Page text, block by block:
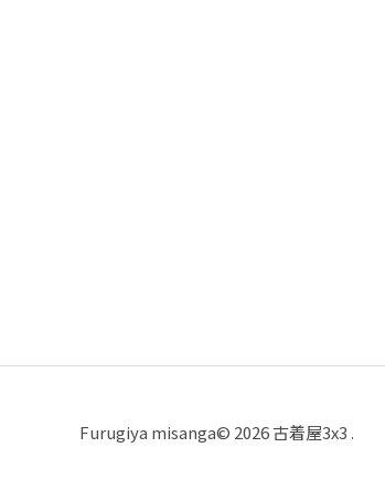
Furugiya misanga© 2026 古着屋3x3 .